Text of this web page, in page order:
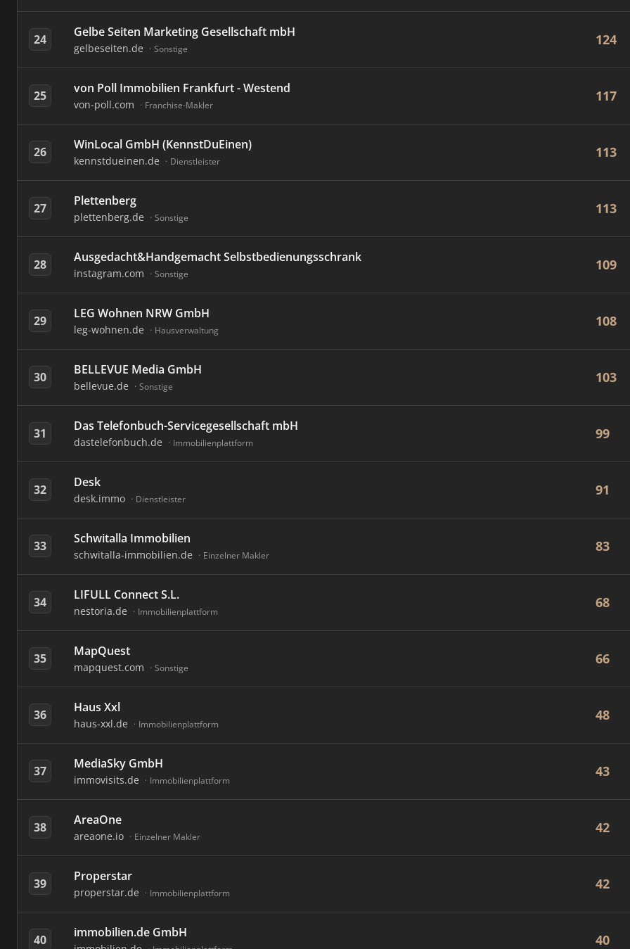
24 Gelbe Seiten Marketing Gesellschaft mbH
gelbeseiten.de Sonstige
124
25 von Poll Immobilien Frankfurt - Westend
von-poll.com Franchise-Makler
117
26 WinLocal GmbH (KennstDuEinen)
kennstdueinen.de Dienstleister
113
27 Plettenberg
plettenberg.de Sonstige
113
28 Ausgedacht&Handgemacht Selbstbedienungsschrank
instagram.com Sonstige
109
29 LEG Wohnen NRW GmbH
leg-wohnen.de Hausverwaltung
108
30 BELLEVUE Media GmbH
bellevue.de Sonstige
103
31 Das Telefonbuch-Servicegesellschaft mbH
dastelefonbuch.de Immobilienplattform
99
32 Desk
desk.immo Dienstleister
91
33 Schwitalla Immobilien
schwitalla-immobilien.de Einzelner Makler
83
34 LIFULL Connect S.L.
nestoria.de Immobilienplattform
68
35 MapQuest
mapquest.com Sonstige
66
36 Haus Xxl
haus-xxl.de Immobilienplattform
48
37 MediaSky GmbH
immovisits.de Immobilienplattform
43
38 AreaOne
areaone.io Einzelner Makler
42
39 Properstar
properstar.de Immobilienplattform
42
40 immobilien.de GmbH 40